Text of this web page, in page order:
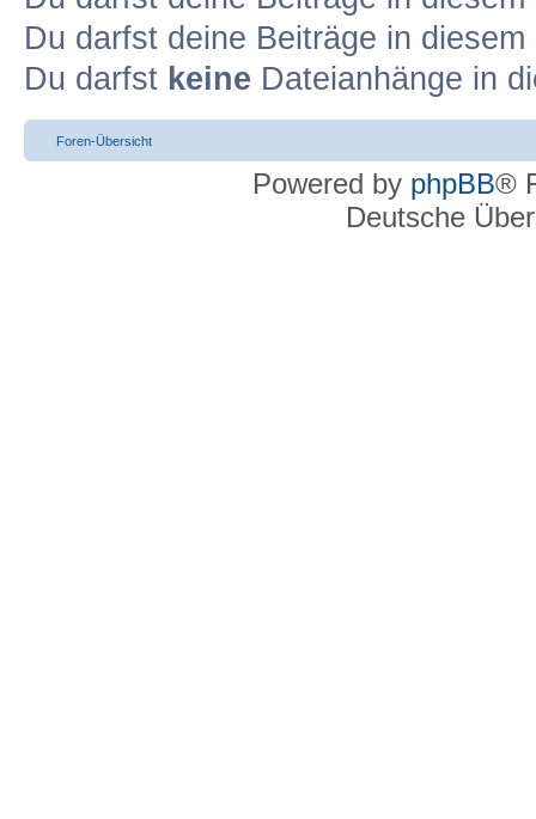
Du darfst deine Beiträge in
Du darfst keine Dateianhänge in
Foren-Übersicht
Powered by phpBB®
Deutsche